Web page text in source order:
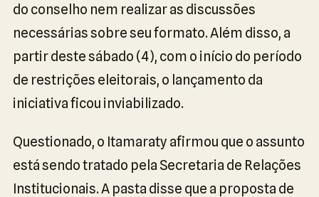
do conselho nem realizar as discussões
necessárias sobre seu formato. Além disso, a
partir deste sábado (4), com o início do período
de restrições eleitorais, o lançamento da
iniciativa ficou inviabilizado.
Questionado, o Itamaraty afirmou que o assunto
está sendo tratado pela Secretaria de Relações
Institucionais. A pasta disse que a proposta de